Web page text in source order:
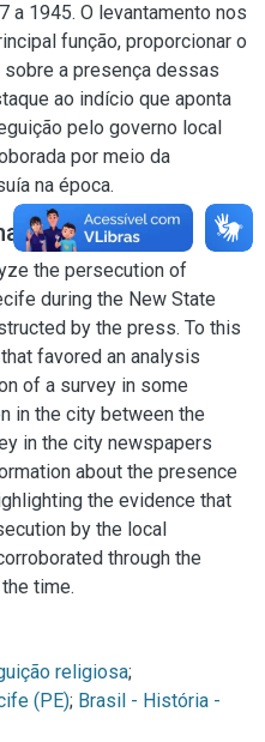
a 1945. O levantamento nos
função, proporcionar o
a presença dessas
ao indício que aponta
pelo governo local
por meio da
na época.
the persecution of
during the New State
by the press. To this
favored an analysis
of a survey in some
in the city between the
in the city newspapers
about the presence
the evidence that
by the local
through the
time.
religiosa;
(PE); Brasil - História -